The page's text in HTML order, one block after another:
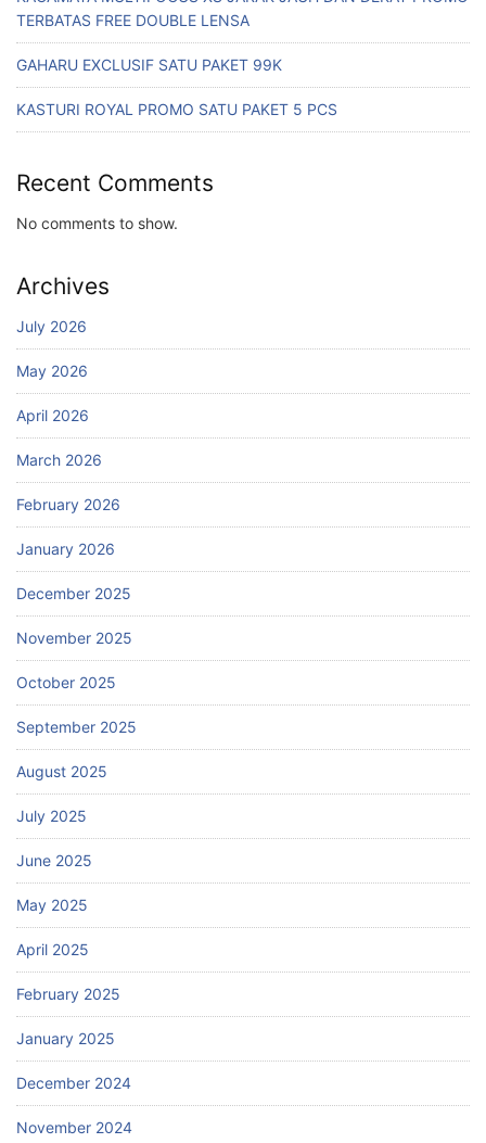
TERBATAS FREE DOUBLE LENSA
GAHARU EXCLUSIF SATU PAKET 99K
KASTURI ROYAL PROMO SATU PAKET 5 PCS
Recent Comments
No comments to show.
Archives
July 2026
May 2026
April 2026
March 2026
February 2026
January 2026
December 2025
November 2025
October 2025
September 2025
August 2025
July 2025
June 2025
May 2025
April 2025
February 2025
January 2025
December 2024
November 2024